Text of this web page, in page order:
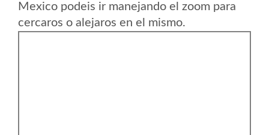
Mexico podeis ir manejando el zoom para
cercaros o alejaros en el mismo.